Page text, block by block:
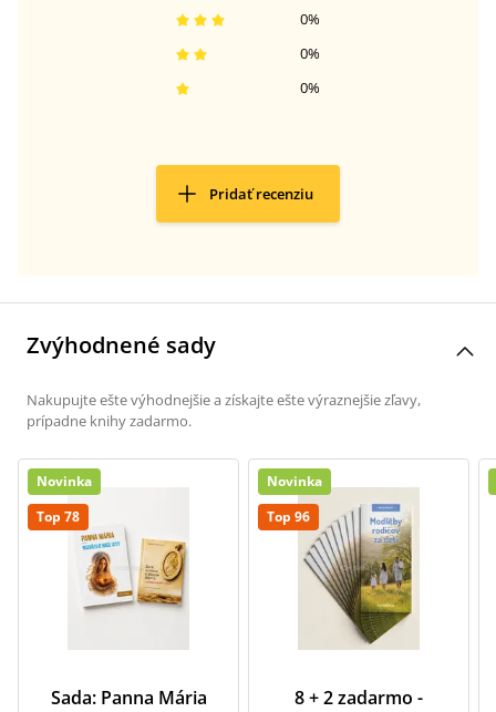
0%
0%
0%
Pridať recenziu
Zvýhodnené sady
Nakupujte ešte výhodnejšie a získajte ešte výraznejšie zľavy,
prípadne knihy zadarmo.
Novinka
Top 78
Sada: Panna Mária
Novinka
Top 96
8 + 2 zadarmo -